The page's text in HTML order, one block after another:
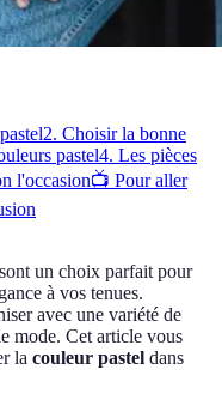
2. Choisir la bonne
pastel4. Les pièces
l'occasion📺 Pour aller
un choix parfait pour
à vos tenues.
avec une variété de
mode. Cet article vous
la couleur pastel dans